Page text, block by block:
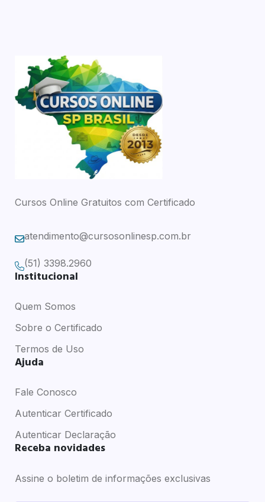
Cursos Online Gratuitos com Certificado
atendimento@cursosonlinesp.com.br
(51) 3398.2960
Institucional
Quem Somos
Sobre o Certificado
Termos de Uso
Ajuda
Fale Conosco
Autenticar Certificado
Autenticar Declaração
Receba novidades
Assine o boletim de informações exclusivas